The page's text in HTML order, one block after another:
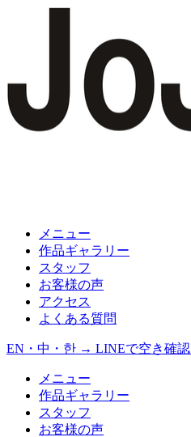
メニュー
作品ギャラリー
スタッフ
お客様の声
アクセス
よくある質問
EN・中・한 → LINEで空き確認
メニュー
作品ギャラリー
スタッフ
お客様の声